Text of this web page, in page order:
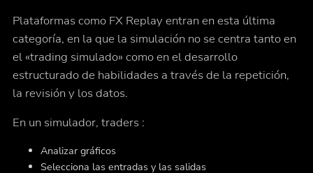
Plataformas como FX Replay entran en esta última
categoría, en la que la simulación no se centra tanto en
el «trading simulado» como en el desarrollo
estructurado de habilidades a través de la repetición,
la revisión y los datos.
En un simulador, traders :
Analizar gráficos
Selecciona las entradas y las salidas